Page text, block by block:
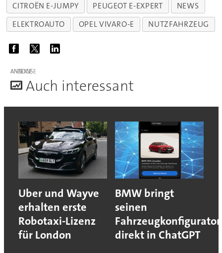
CITROËN E-JUMPY PEUGEOT E-EXPERT
NEWS
ELEKTROAUTO
OPEL VIVARO-E NUTZFAHRZEUG
ANZEIGE
Auch interessant
Uber und Wayve
erhalten erste
Robotaxi-Lizenz
für London
BMW bringt
seinen
Fahrzeugkonfigurator
direkt in ChatGPT